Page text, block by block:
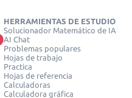
HERRAMIENTAS DE ESTUDIO
Solucionador Matemático de IA
AI Chat
Problemas populares
Hojas de trabajo
Practica
Hojas de referencia
Calculadoras
Calculadora gráfica